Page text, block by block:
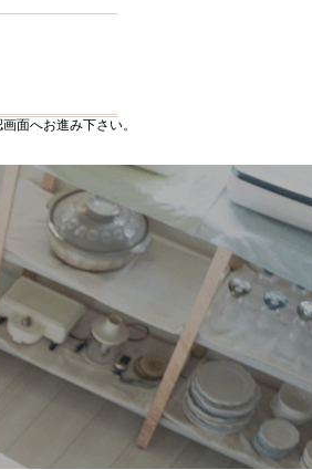
面へお進み下さい。